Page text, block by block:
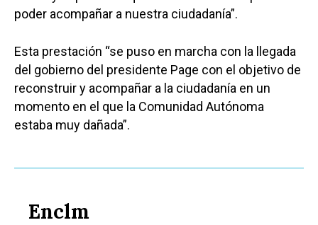
poder acompañar a nuestra ciudadanía”.
Esta prestación “se puso en marcha con la llegada
del gobierno del presidente Page con el objetivo de
reconstruir y acompañar a la ciudadanía en un
momento en el que la Comunidad Autónoma
estaba muy dañada”.
Enclm